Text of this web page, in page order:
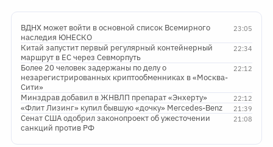
23:05
ВДНХ может войти в основной список Всемирного
наследия ЮНЕСКО
22:34
Китай запустит первый регулярный контейнерный
маршрут в ЕС через Севморпуть
22:12
Более 20 человек задержаны по делу о
незарегистрированных криптообменниках в «Москва-
Сити»
22:12
Минздрав добавил в ЖНВЛП препарат «Энхерту»
21:39
«Флит Лизинг» купил бывшую «дочку» Mercedes-Benz
21:08
Сенат США одобрил законопроект об ужесточении
санкций против РФ